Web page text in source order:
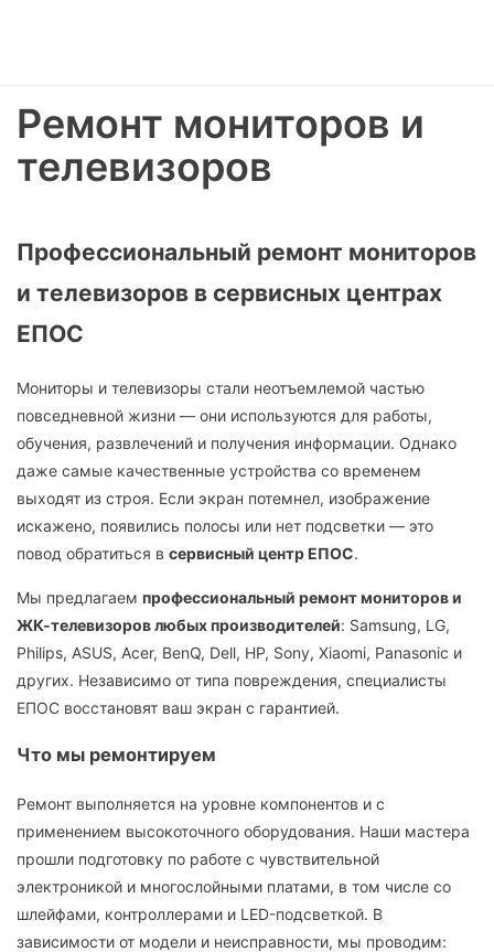
Ремонт мониторов и
телевизоров
Профессиональный ремонт мониторов
и телевизоров в сервисных центрах
ЕПОС
Мониторы и телевизоры стали неотъемлемой частью
повседневной жизни — они используются для работы,
обучения, развлечений и получения информации. Однако
даже самые качественные устройства со временем
выходят из строя. Если экран потемнел, изображение
искажено, появились полосы или нет подсветки — это
повод обратиться в сервисный центр ЕПОС.
Мы предлагаем профессиональный ремонт мониторов и
ЖК-телевизоров любых производителей: Samsung, LG,
Philips, ASUS, Acer, BenQ, Dell, HP, Sony, Xiaomi, Panasonic и
других. Независимо от типа повреждения, специалисты
ЕПОС восстановят ваш экран с гарантией.
Что мы ремонтируем
Ремонт выполняется на уровне компонентов и с
применением высокоточного оборудования. Наши мастера
прошли подготовку по работе с чувствительной
электроникой и многослойными платами, в том числе со
шлейфами, контроллерами и LED-подсветкой. В
зависимости от модели и неисправности, мы проводим: